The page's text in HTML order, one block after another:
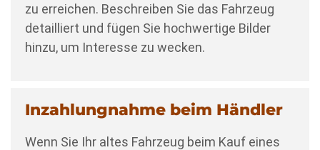
zu erreichen. Beschreiben Sie das Fahrzeug
detailliert und fügen Sie hochwertige Bilder
hinzu, um Interesse zu wecken.
Inzahlungnahme beim Händler
Wenn Sie Ihr altes Fahrzeug beim Kauf eines